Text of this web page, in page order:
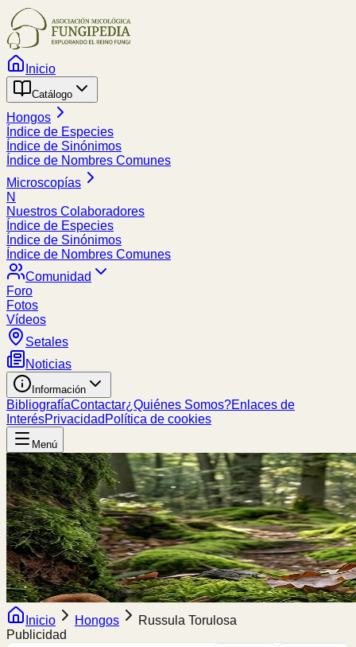
Inicio
Catálogo
Hongos
Índice de Especies
Índice de Sinónimos
Índice de Nombres Comunes
Microscopías
N
Nuestros Colaboradores
Índice de Especies
Índice de Sinónimos
Índice de Nombres Comunes
Comunidad
Foro
Fotos
Vídeos
Setales
Noticias
Información
BibliografíaContactar¿Quiénes Somos?Enlaces de
InterésPrivacidad Política de cookies
Menú
Inicio Hongos
Russula Torulosa
Publicidad